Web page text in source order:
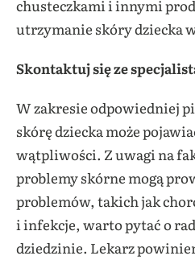
chusteczkami i innymi
utrzymanie skóry dziecka
Skontaktuj się ze
W zakresie odpowiedniej
skórę dziecka może
wątpliwości. Z uwagi na
problemy skórne mogą
problemów, takich jak
i infekcje, warto pytać o
dziedzinie. Lekarz